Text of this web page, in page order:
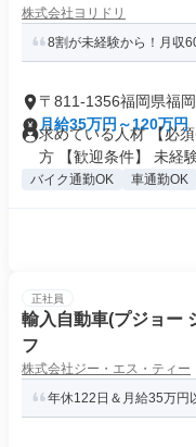
株式会社ヨリドリ
8割が未経験から！月収
〒811-1356福岡県福
月給35万円～120万円
求めている人材 【必
方 【歓迎条件】 未経験
バイク通勤OK 車通勤OK
正社員
輸入自動車(プジョー
フ
株式会社ジー・エス・ティー
年休122日＆月給35万円